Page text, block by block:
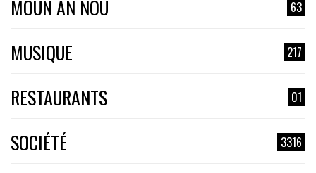
MOUN AN NOU 63
MUSIQUE 217
RESTAURANTS 01
SOCIÉTÉ 3316